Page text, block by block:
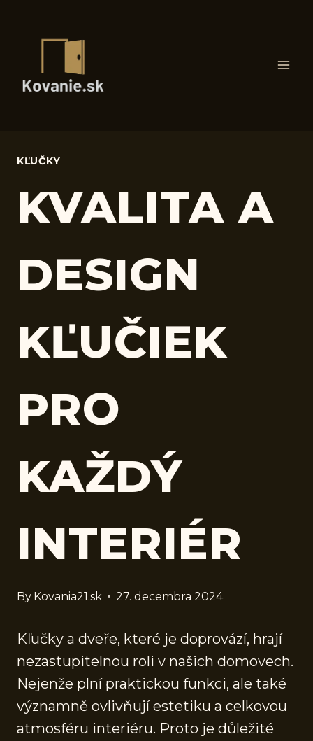
KĽUČKY
KVALITA A
DESIGN
KĽUČIEK
PRO
KAŽDÝ
INTERIÉR
By Kovania21.sk 27. decembra 2024
Kľučky a dveře, které je doprovází, hrají
nezastupitelnou roli v našich domovech.
Nejenže plní praktickou funkci, ale také
významně ovlivňují estetiku a celkovou
atmosféru interiéru. Proto je důležité